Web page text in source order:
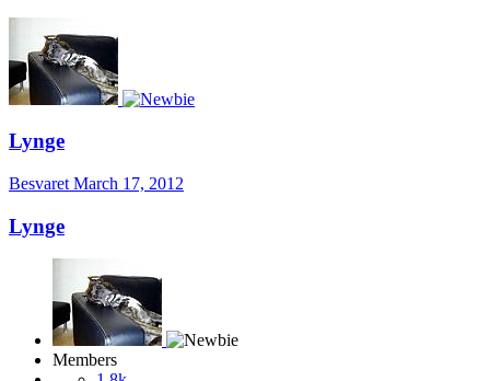
Lynge
Besvaret March 17, 2012
Lynge
Members